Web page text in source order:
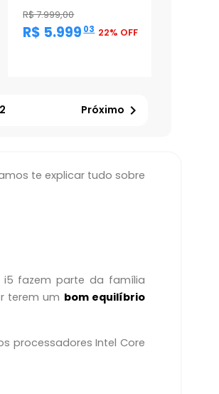
R$ 7.999,00
R$ 5.999 ,03 22% OFF
2 Próximo 
te explicar tudo sobre
i5 fazem parte da família
terem um bom equilíbrio
processadores Intel Core